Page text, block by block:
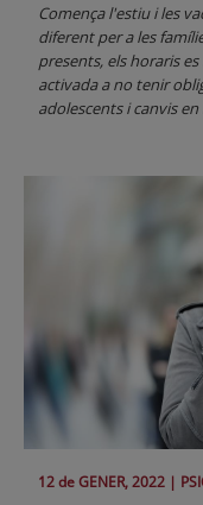
Comença l'estiu i les
diferent per a les
presents, els horaris
activada a no tenir
adolescents i canvis
12 deGENER, 2022 |